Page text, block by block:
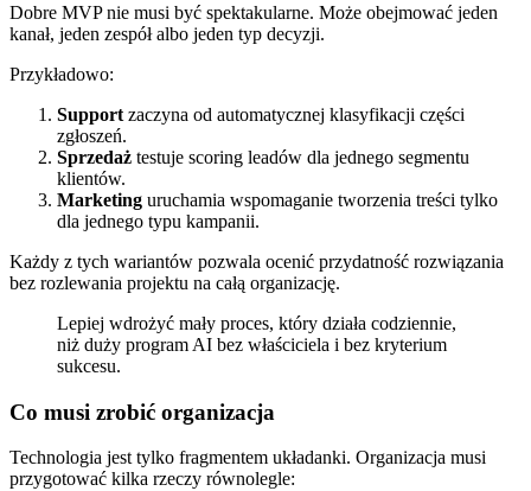
Dobre MVP nie musi być spektakularne. Może obejmować jeden
kanał, jeden zespół albo jeden typ decyzji.
Przykładowo:
Support zaczyna od automatycznej klasyfikacji części
zgłoszeń.
Sprzedaż testuje scoring leadów dla jednego segmentu
klientów.
Marketing uruchamia wspomaganie tworzenia treści tylko
dla jednego typu kampanii.
Każdy z tych wariantów pozwala ocenić przydatność rozwiązania
bez rozlewania projektu na całą organizację.
Lepiej wdrożyć mały proces, który działa codziennie,
niż duży program AI bez właściciela i bez kryterium
sukcesu.
Co musi zrobić organizacja
Technologia jest tylko fragmentem układanki. Organizacja musi
przygotować kilka rzeczy równolegle: